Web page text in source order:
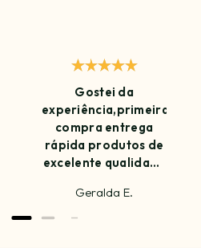
Gostei da
experiência,primeira
compra entrega
rápida produtos de
excelente qualidade
ansiosa para
Geralda E.